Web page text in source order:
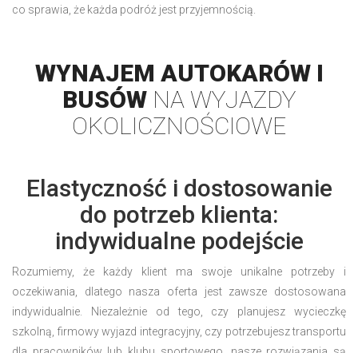
co sprawia, że każda podróż jest przyjemnością.
WYNAJEM AUTOKARÓW I
BUSÓW NA WYJAZDY
OKOLICZNOŚCIOWE
Elastyczność i dostosowanie
do potrzeb klienta:
indywidualne podejście
Rozumiemy, że każdy klient ma swoje unikalne potrzeby i
oczekiwania, dlatego nasza oferta jest zawsze dostosowana
indywidualnie. Niezależnie od tego, czy planujesz wycieczkę
szkolną, firmowy wyjazd integracyjny, czy potrzebujesz transportu